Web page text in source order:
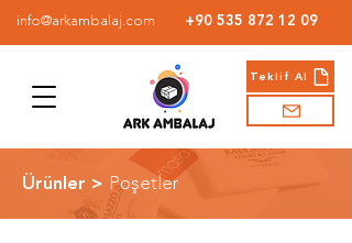
info@arkambalaj.com +90 535 872 12 09
Teklif Al
Ürünler > Poşetler